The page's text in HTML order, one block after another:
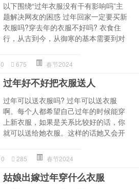
以下围绕“过年衣服没有干有影响吗”主
题解决网友的困惑 过年回家一定要买新
衣服吗?穿去年的衣服不好吗? 衣食住
行，从古到今，从御寒的基本需要到对
0 675 春节2024
过年好不好把衣服送人
过年可以送衣服吗? 过年可以送衣服
啊。每个人都希望自己过年的时候能穿
上新衣服，如果是关系比较好的话，你
就可以送给她衣服。这样的话她又会开
0 285 春节2024
姑娘出嫁过年穿什么衣服